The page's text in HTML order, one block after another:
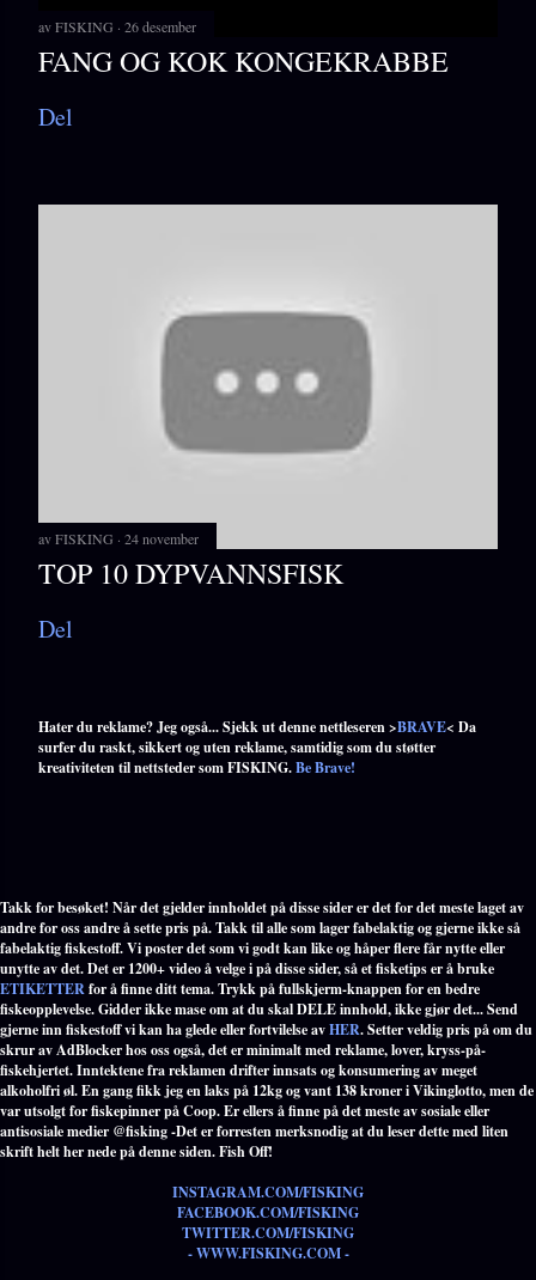
avFISKING 26 desember
FANG OG KOK KONGEKRABBE
Del
avFISKING 24 november
TOP 10 DYPVANNSFISK
Del
Hater du reklame? Jeg også... Sjekk ut denne nettleseren >BRAVE< Da
surfer du raskt, sikkert og uten reklame, samtidig som du støtter
kreativiteten til nettsteder som FISKING.Be Brave!
Takk for besøket! Når det gjelder innholdet på disse sider er det for det meste laget av
andre for oss andre å sette pris på. Takk til alle som lager fabelaktig og gjerne ikke så
fabelaktig fiskestoff. Vi poster det som vi godt kan like og håper flere får nytte eller
unytte av det. Det er 1200+ video å velge i på disse sider, så et fisketips er å bruke
ETIKETTERfor å finne ditt tema. Trykk på fullskjerm-knappen for en bedre
fiskeopplevelse. Gidder ikke mase om at du skal DELE innhold, ikke gjør det... Send
gjerne inn fiskestoff vi kan ha glede eller fortvilelse avHER. Setter veldig pris på om du
skrur av AdBlocker hos oss også, det er minimalt med reklame, lover, kryss-på-
fiskehjertet. Inntektene fra reklamen drifter innsats og konsumering av meget
alkoholfri øl. En gang fikk jeg en laks på 12kg og vant 138 kroner i Vikinglotto, men de
var utsolgt for fiskepinner på Coop. Er ellers å finne på det meste av sosiale eller
antisosiale medier @fisking -Det er forresten merksnodig at du leser dette med liten
skrift helt her nede på denne siden. Fish Off!
INSTAGRAM.COM/FISKING
FACEBOOK.COM/FISKING
TWITTER.COM/FISKING
- WWW.FISKING.COM -